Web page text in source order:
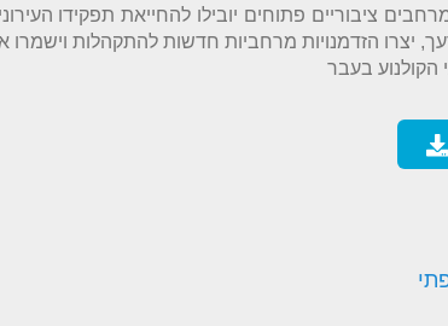
ציבוריים פתוחים יובילו להחייאת תפקידו
יצרו הזדמנויות מרחביות חדשות להתקהלות וישמרו
הקולנוע בעבר